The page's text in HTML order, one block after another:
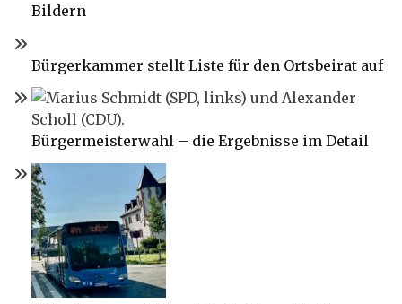
Bildern
Bürgerkammer stellt Liste für den Ortsbeirat auf
Bürgermeisterwahl – die Ergebnisse im Detail